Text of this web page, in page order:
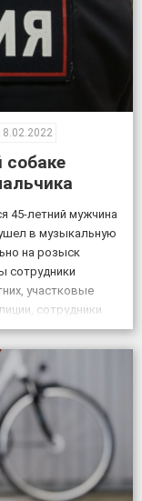
собаке
45-летний мужчина
в музыкальную
на розыск
сотрудники
участковые
сотрудники
розыска.
кинолога […]